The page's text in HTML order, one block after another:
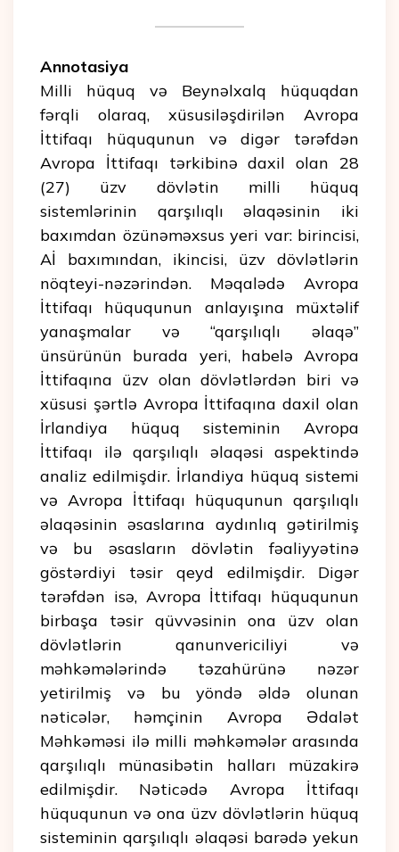
Annotasiya
Milli hüquq və Beynəlxalq hüquqdan
fərqli olaraq, xüsusiləşdirilən Avropa
İttifaqı hüququnun və digər tərəfdən
Avropa İttifaqı tərkibinə daxil olan 28
(27) üzv dövlətin milli hüquq
sistemlərinin qarşılıqlı əlaqəsinin iki
baxımdan özünəməxsus yeri var: birincisi,
Aİ baxımından, ikincisi, üzv dövlətlərin
nöqteyi-nəzərindən. Məqalədə Avropa
İttifaqı hüququnun anlayışına müxtəlif
yanaşmalar və “qarşılıqlı əlaqə”
ünsürünün burada yeri, habelə Avropa
İttifaqına üzv olan dövlətlərdən biri və
xüsusi şərtlə Avropa İttifaqına daxil olan
İrlandiya hüquq sisteminin Avropa
İttifaqı ilə qarşılıqlı əlaqəsi aspektində
analiz edilmişdir. İrlandiya hüquq sistemi
və Avropa İttifaqı hüququnun qarşılıqlı
əlaqəsinin əsaslarına aydınlıq gətirilmiş
və bu əsasların dövlətin fəaliyyətinə
göstərdiyi təsir qeyd edilmişdir. Digər
tərəfdən isə, Avropa İttifaqı hüququnun
birbaşa təsir qüvvəsinin ona üzv olan
dövlətlərin qanunvericiliyi və
məhkəmələrində təzahürünə nəzər
yetirilmiş və bu yöndə əldə olunan
nəticələr, həmçinin Avropa Ədalət
Məhkəməsi ilə milli məhkəmələr arasında
qarşılıqlı münasibətin halları müzakirə
edilmişdir. Nəticədə Avropa İttifaqı
hüququnun və ona üzv dövlətlərin hüquq
sisteminin qarşılıqlı əlaqəsi barədə yekun